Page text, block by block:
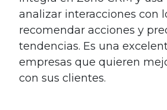
analizar interacciones con
recomendar acciones y
tendencias. Es una
empresas que quieren
con sus clientes.